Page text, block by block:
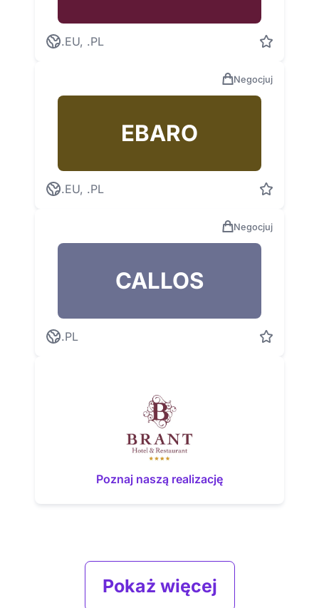
.EU, .PL
Negocjuj
EBARO
.EU, .PL
Negocjuj
CALLOS
.PL
Poznaj naszą realizację
Pokaż więcej